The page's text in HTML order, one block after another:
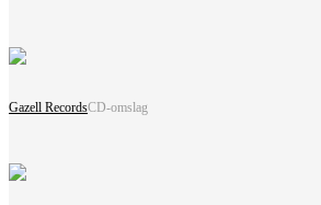
Gazell RecordsCD-omslag